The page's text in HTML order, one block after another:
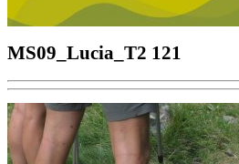
MS09_Lucia_T2 121